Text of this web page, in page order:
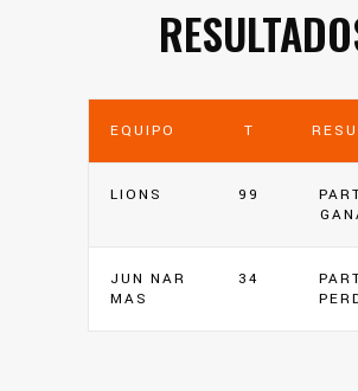
EQUIPO T
LIONS 99
JUN NAR
MAS
34